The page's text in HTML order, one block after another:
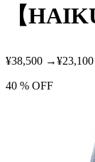
【
¥38,500 →¥23,100
40 % OFF